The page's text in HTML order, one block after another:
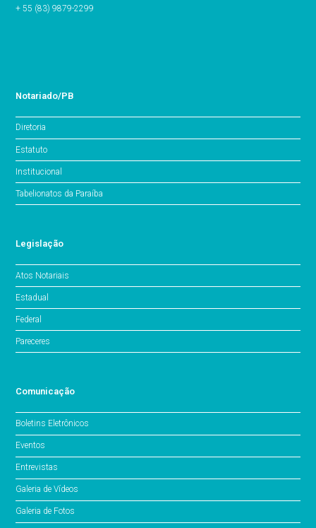
+ 55 (83) 9879-2299
Notariado/PB
Diretoria
Estatuto
Institucional
Tabelionatos da Paraíba
Legislação
Atos Notariais
Estadual
Federal
Pareceres
Comunicação
Boletins Eletrônicos
Eventos
Entrevistas
Galeria de Vídeos
Galeria de Fotos